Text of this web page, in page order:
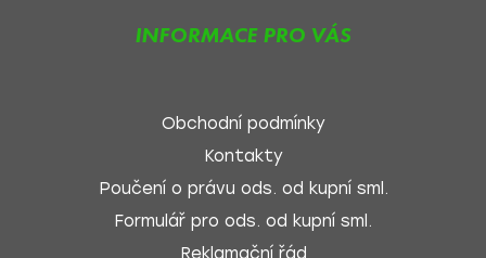
INFORMACE PRO VÁS
Obchodní podmínky
Kontakty
Poučení o právu ods. od kupní sml.
Formulář pro ods. od kupní sml.
Reklamační řád